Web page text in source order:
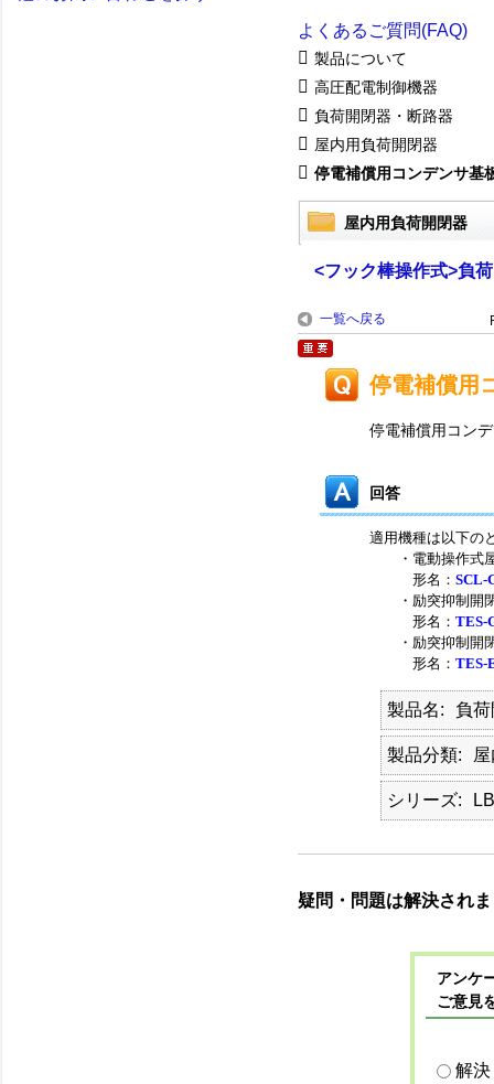
よくあるご質問(FAQ)
製品について
高圧配電制御機器
負荷開閉器・断路器
屋内用負荷開閉器
停電補償用コンデンサ基
屋内用負荷開閉器
<フック棒操作式>負
一覧へ戻る
停電補償用
停電補償用コン
回答
適用機種は以下の
・電動操作式屋
形名： SCL-
・励突抑制開閉
形名： TES-
・励突抑制開閉
形名： TES-
製品名 負
製品分類
シリーズ
疑問・問題は解決され
アンケ
ご意見
解